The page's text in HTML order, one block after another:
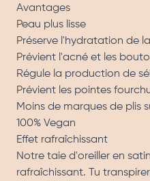
Avantages
Peau plus lisse
Préserve l'hydratation de
Prévient l'acné et les
Régule la production de
Prévient les pointes
Moins de marques de plis
100% Vegan
Effet rafraîchissant
Notre taie d'oreiller en
rafraîchissant. Tu